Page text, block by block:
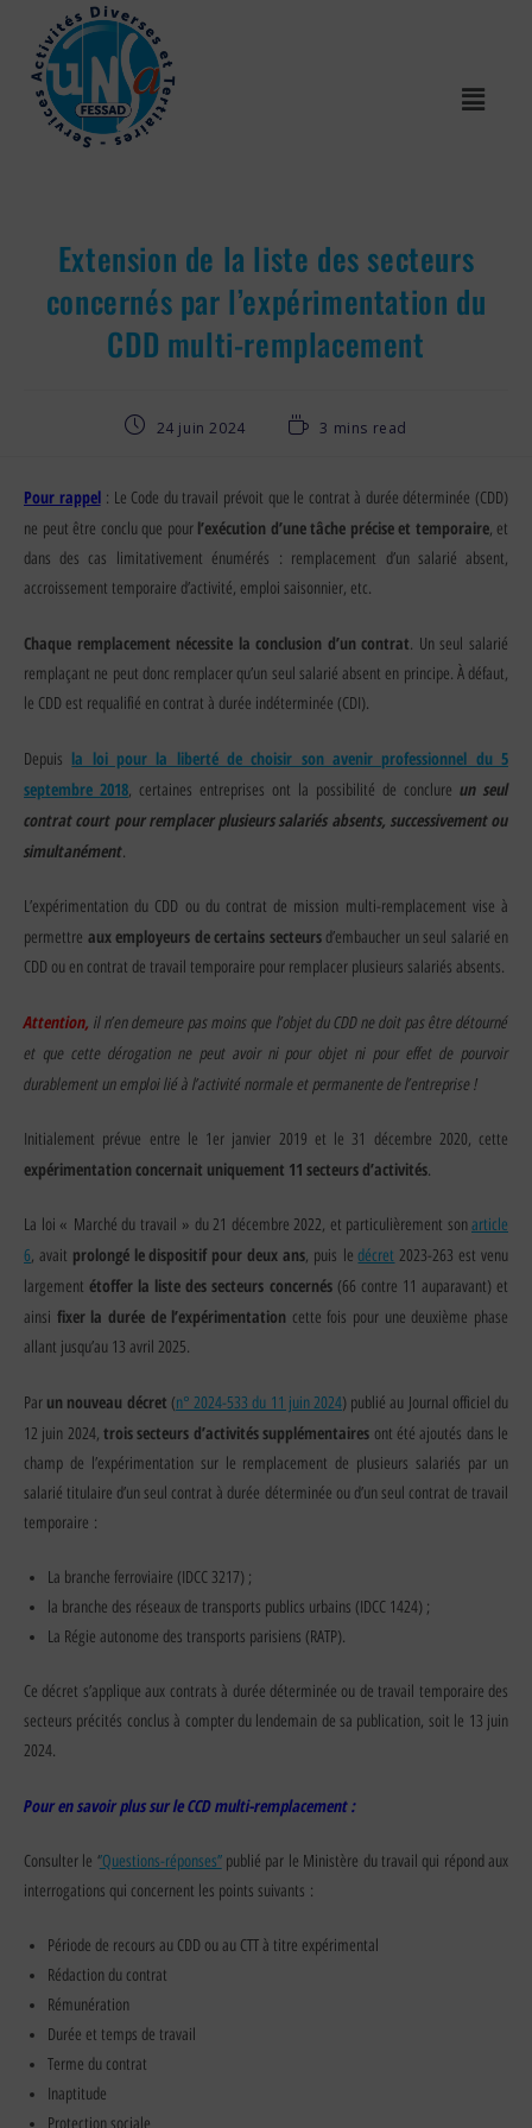
Extension de la liste des secteurs
concernés par l’expérimentation du
CDD multi-remplacement
24 juin 2024 3 mins read
Pour rappel : Le Code du travail prévoit que le contrat à durée déterminée (CDD)
ne peut être conclu que pour l’exécution d’une tâche précise et temporaire, et
dans des cas limitativement énumérés : remplacement d’un salarié absent,
accroissement temporaire d’activité, emploi saisonnier, etc.
Chaque remplacement nécessite la conclusion d’un contrat. Un seul salarié
remplaçant ne peut donc remplacer qu’un seul salarié absent en principe. À défaut,
le CDD est requalifié en contrat à durée indéterminée (CDI).
Depuis la loi pour la liberté de choisir son avenir professionnel du 5
septembre 2018, certaines entreprises ont la possibilité de conclure un seul
contrat court pour remplacer plusieurs salariés absents, successivement ou
simultanément.
L’expérimentation du CDD ou du contrat de mission multi-remplacement vise à
permettre aux employeurs de certains secteursd’embaucher un seul salarié en
CDD ou en contrat de travail temporaire pour remplacer plusieurs salariés absents.
Attention, il n’en demeure pas moins que l’objet du CDD ne doit pas être détourné
et que cette dérogation ne peut avoir ni pour objet ni pour effet de pourvoir
durablement un emploi lié à l’activité normale et permanente de l’entreprise !
Initialement prévue entre le 1er janvier 2019 et le 31 décembre 2020, cette
expérimentation concernait uniquement 11 secteurs d’activités.
La loi « Marché du travail » du 21 décembre 2022, et particulièrement sonarticle
6, avait prolongé le dispositif pour deux ans, puis ledécret 2023-263 est venu
largementétoffer la liste des secteurs concernés(66 contre 11 auparavant) et
ainsi fixer la durée de l’expérimentation cette fois pour une deuxième phase
allant jusqu’au 13 avril 2025.
Par un nouveau décret (n° 2024-533 du 11 juin 2024) publié au Journal officiel du
12 juin 2024,trois secteurs d’activités supplémentaires ont été ajoutés dans le
champ de l’expérimentation sur le remplacement de plusieurs salariés par un
salarié titulaire d’un seul contrat à durée déterminée ou d’un seul contrat de travail
temporaire :
La branche ferroviaire (IDCC 3217) ;
la branche des réseaux de transports publics urbains (IDCC 1424) ;
La Régie autonome des transports parisiens (RATP).
Ce décret s’applique aux contrats à durée déterminée ou de travail temporaire des
secteurs précités conclus à compter du lendemain de sa publication, soit le 13 juin
2024.
Pour en savoir plus sur le CCD multi-remplacement :
Consulter le ‘’Questions-réponses’’publié par le Ministère du travail qui répond aux
interrogations qui concernent les points suivants :
Période de recours au CDD ou au CTT à titre expérimental
Rédaction du contrat
Rémunération
Durée et temps de travail
Terme du contrat
Inaptitude
Protection sociale